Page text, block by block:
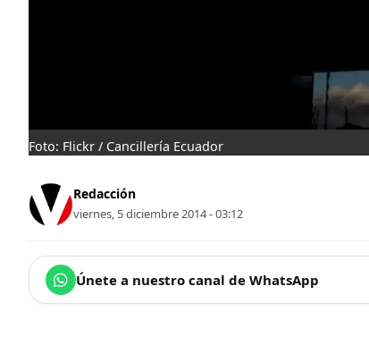
Foto: Flickr / Cancillería Ecuador
Redacción
viernes, 5 diciembre 2014 - 03:12
Únete a nuestro canal de WhatsApp